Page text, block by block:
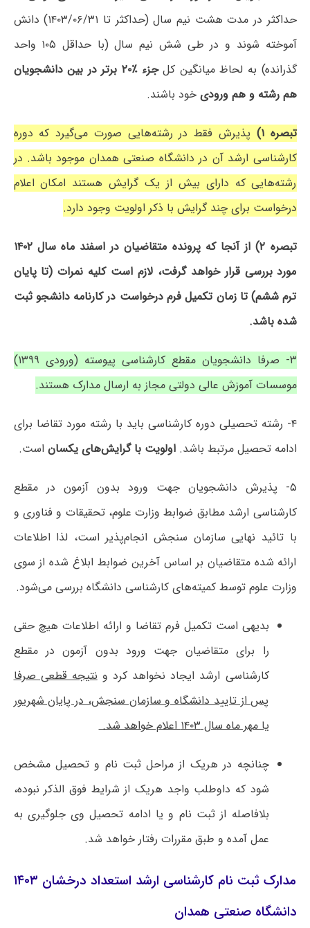
حداکثر در مدت هشت نیم سال (حداکثر تا ۱۴۰۳/۰۶/۳۱) دانش
آموخته شوند و در طی شش نیم سال (با حداقل ۱۰۵ واحد
گذرانده) به لحاظ میانگین کل
جزء ٪۲۰ برتر در بین دانشجویان
هم رشته و هم ورودی خود باشند.
تبصره ۱)
پذیرش فقط در رشته‌هایی صورت می‌گیرد که دوره
کارشناسی ارشد آن در دانشگاه صنعتی همدان موجود باشد. در
رشته‌هایی که دارای بیش از یک گرایش هستند امکان اعلام
درخواست برای چند گرایش با ذکر اولویت وجود دارد.
تبصره ۲) از آنجا که پرونده متقاضیان در اسفند ماه سال ۱۴۰۲
مورد بررسی قرار خواهد گرفت، لازم است کلیه نمرات (تا پایان
ترم ششم) تا زمان تکمیل فرم درخواست در کارنامه دانشجو ثبت
شده باشد.
۳- صرفا دانشجویان مقطع کارشناسی پیوسته (ورودی ۱۳۹۹)
موسسات آموزش عالی دولتی مجاز به ارسال مدارک هستند.
۴- رشته تحصیلی دوره کارشناسی باید با رشته مورد تقاضا برای
ادامه تحصیل مرتبط باشد.اولویت با گرایش‌های یکسان است.
۵- پذیرش دانشجویان جهت ورود بدون آزمون در مقطع
کارشناسی ارشد مطابق ضوابط وزارت علوم، تحقیقات و فناوری و
با تائید نهایی سازمان سنجش انجام‌پذیر است، لذا اطلاعات
ارائه شده متقاضیان بر اساس آخرین ضوابط ابلاغ شده از سوی
وزارت علوم توسط کمیته‌های کارشناسی دانشگاه بررسی می‌شود.
بدیهی است تکمیل فرم تقاضا و ارائه اطلاعات هیچ حقی
را برای متقاضیان جهت ورود بدون آزمون در مقطع
کارشناسی ارشد ایجاد نخواهد کرد ونتیجه قطعی صرفا
پس از تایید دانشگاه و سازمان سنجش، در پایان شهریور
یا مهر ماه سال ۱۴۰۳ اعلام خواهد شد.
چنانچه در هریک از مراحل ثبت نام و تحصیل مشخص
شود که داوطلب واجد هریک از شرایط فوق الذکر نبوده،
بلافاصله از ثبت نام و یا ادامه تحصیل وی جلوگیری به
عمل آمده و طبق مقررات رفتار خواهد شد.
مدارک ثبت نام کارشناسی ارشد استعداد درخشان ۱۴۰۳
دانشگاه صنعتی همدان